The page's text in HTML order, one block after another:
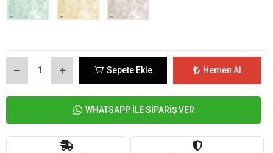
Sepete Ekle Hemen Al
WHATSAPP İLE SİPARİŞ VER